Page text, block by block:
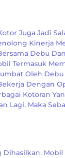
Juga Jadi
Kinerja
Debu
Termasuk
Oleh Debu
Dengan
Kotoran
Lagi, Maka